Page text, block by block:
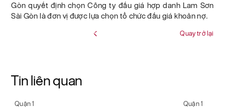
Gòn quyết định chọn Công ty đấu giá hợp danh Lam Sơn
Sài Gòn là đơn vị được lựa chọn tổ chức đấu giá khoản nợ.
Quay trở lại
Tin liên quan